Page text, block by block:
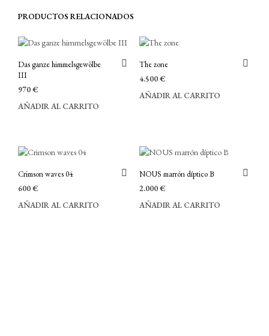
PRODUCTOS RELACIONADOS
Das ganze himmelsgewölbe
III
970€
AÑADIR AL CARRITO
The zone
4.500€
AÑADIR AL CARRITO
Crimson waves 04
600€
AÑADIR AL CARRITO
NOUS marrón díptico B
2.000€
AÑADIR AL CARRITO